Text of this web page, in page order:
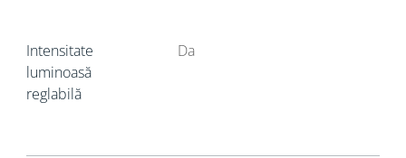
Intensitate
luminoasă
reglabilă
Da